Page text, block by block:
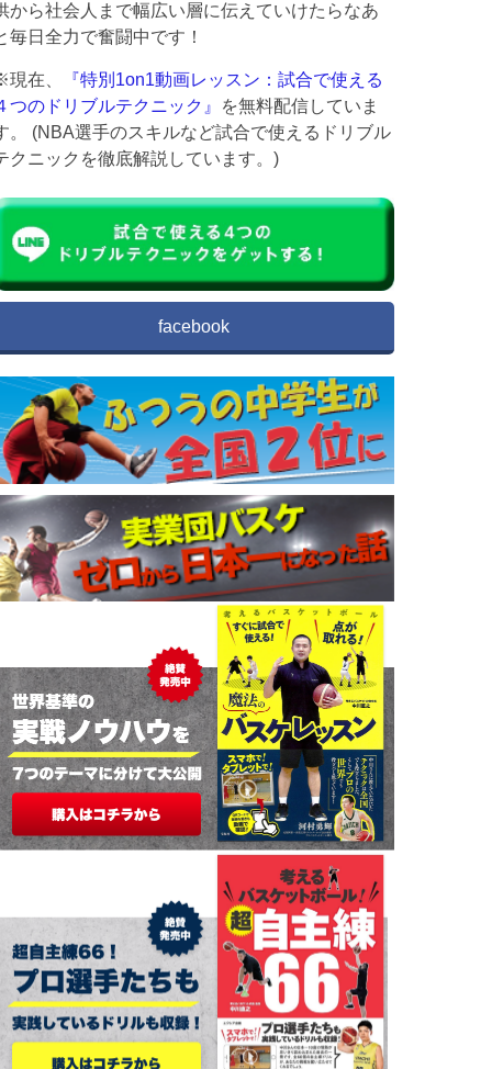
から社会人まで幅広い層に伝えていけたらなあ
毎日全力で奮闘中です！
在、
『特別1on1動画レッスン：試合で使える
つのドリブルテクニック』
を無料配信していま
。 (NBA選手のスキルなど試合で使えるドリブル
クニックを徹底解説しています。)
facebook